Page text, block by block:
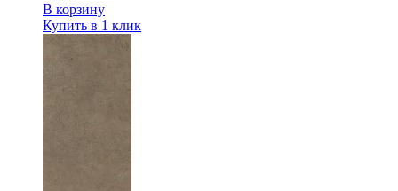
В корзину
Купить в 1 клик